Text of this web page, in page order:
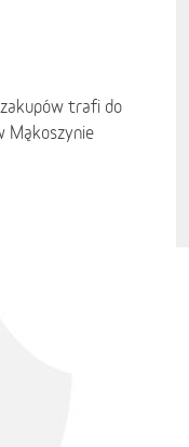
trafi do
Mąkoszynie